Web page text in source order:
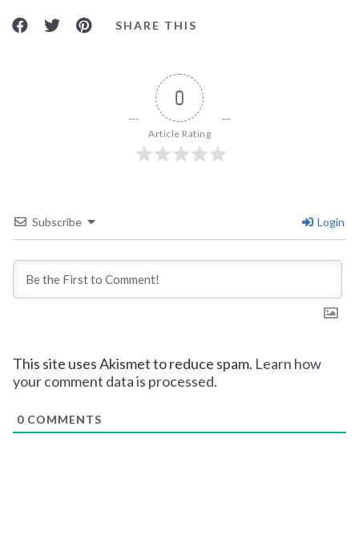
SHARE THIS
0
Article Rating
Subscribe Login
This site uses Akismet to reduce spam. Learn how
your comment data is processed.
0 COMMENTS